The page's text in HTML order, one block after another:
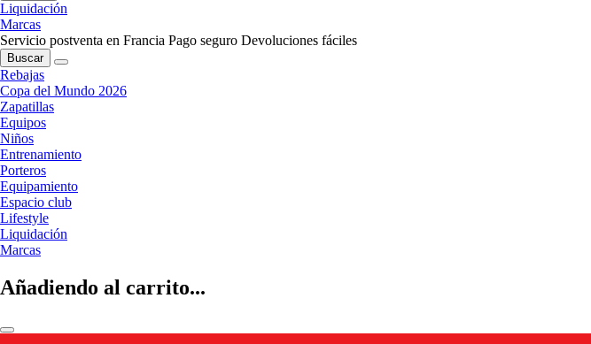
Liquidación
Marcas
Servicio postventa en Francia Pago seguro Devoluciones fáciles
Buscar
Rebajas
Copa del Mundo 2026
Zapatillas
Equipos
Niños
Entrenamiento
Porteros
Equipamiento
Espacio club
Lifestyle
Liquidación
Marcas
Añadiendo al carrito...